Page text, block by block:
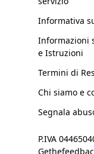
Informativa
Informazioni
e Istruzioni
Termini di
Chi siamo e
Segnala
P.IVA